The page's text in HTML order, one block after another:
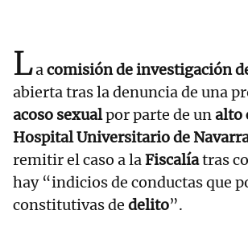
Lacomisión de investigación
abierta tras la denuncia de una
acoso sexualpor parte de unalto
Hospital Universitario de
remitir el caso a laFiscalíatras
hay “indicios de conductas que
constitutivas de delito”.